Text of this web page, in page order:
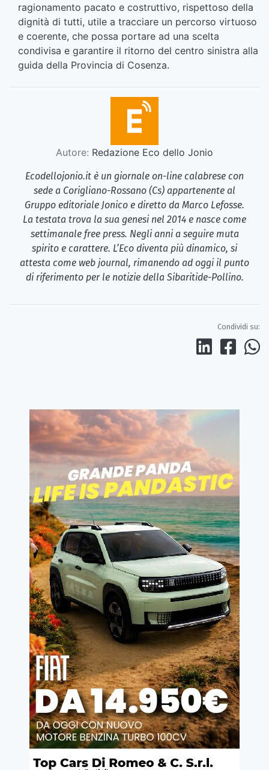
ragionamento pacato e costruttivo, rispettoso della
dignità di tutti, utile a tracciare un percorso virtuoso
e coerente, che possa portare ad una scelta
condivisa e garantire il ritorno del centro sinistra alla
guida della Provincia di Cosenza.
Autore: Redazione Eco dello Jonio
Ecodellojonio.it è un giornale on-line calabrese con
sede a Corigliano-Rossano (Cs) appartenente al
Gruppo editoriale Jonico e diretto da Marco Lefosse.
La testata trova la sua genesi nel 2014 e nasce come
settimanale free press. Negli anni a seguire muta
spirito e carattere. L’Eco diventa più dinamico, si
attesta come web journal, rimanendo ad oggi il punto
di riferimento per le notizie della Sibaritide-Pollino.
Condividi su: